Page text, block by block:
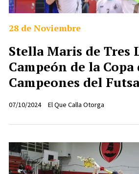
Stella Maris de Tres
Campeón de la Copa
Campeones del
El Que Calla Otorga
28 de Noviembre
07/10/2024